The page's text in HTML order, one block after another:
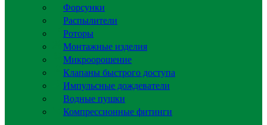
Форсунки
Распылители
Роторы
Монтажные изделия
Микроорошение
Клапаны быстрого доступа
Импульсные дождеватели
Водные пушки
Компрессионные фитинги